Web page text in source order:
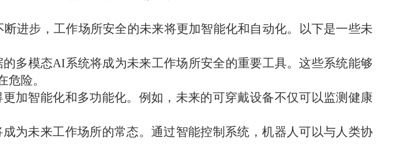
进步，工作场所安全的未来将更加智能化和自动化。以下是一些未
多模态AI系统将成为未来工作场所安全的重要工具。这些系统能够
险。
加智能化和多功能化。例如，未来的可穿戴设备不仅可以监测健康
为未来工作场所的常态。通过智能控制系统，机器人可以与人类协